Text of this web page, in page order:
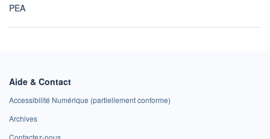
PEA
Aide & Contact
Accessibilité Numérique (partiellement conforme)
Archives
Contactez-nous